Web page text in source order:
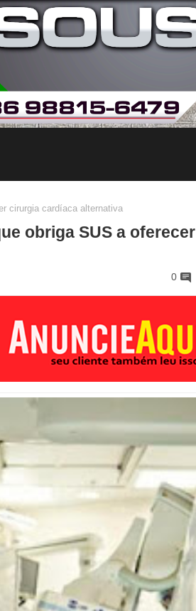
cirurgia cardíaca alternativa
obriga SUS a oferecer
0